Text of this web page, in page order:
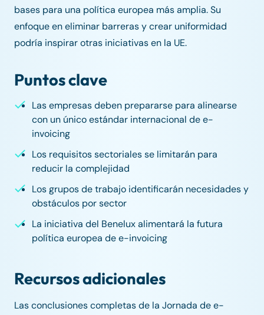
bases para una política europea más amplia. Su
enfoque en eliminar barreras y crear uniformidad
podría inspirar otras iniciativas en la UE.
Puntos clave
Las empresas deben prepararse para alinearse
con un único estándar internacional de e-
invoicing
Los requisitos sectoriales se limitarán para
reducir la complejidad
Los grupos de trabajo identificarán necesidades y
obstáculos por sector
La iniciativa del Benelux alimentará la futura
política europea de e-invoicing
Recursos adicionales
Las conclusiones completas de la Jornada de e-